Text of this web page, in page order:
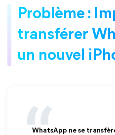
Problème :
transférer
un nouvel
WhatsApp ne se